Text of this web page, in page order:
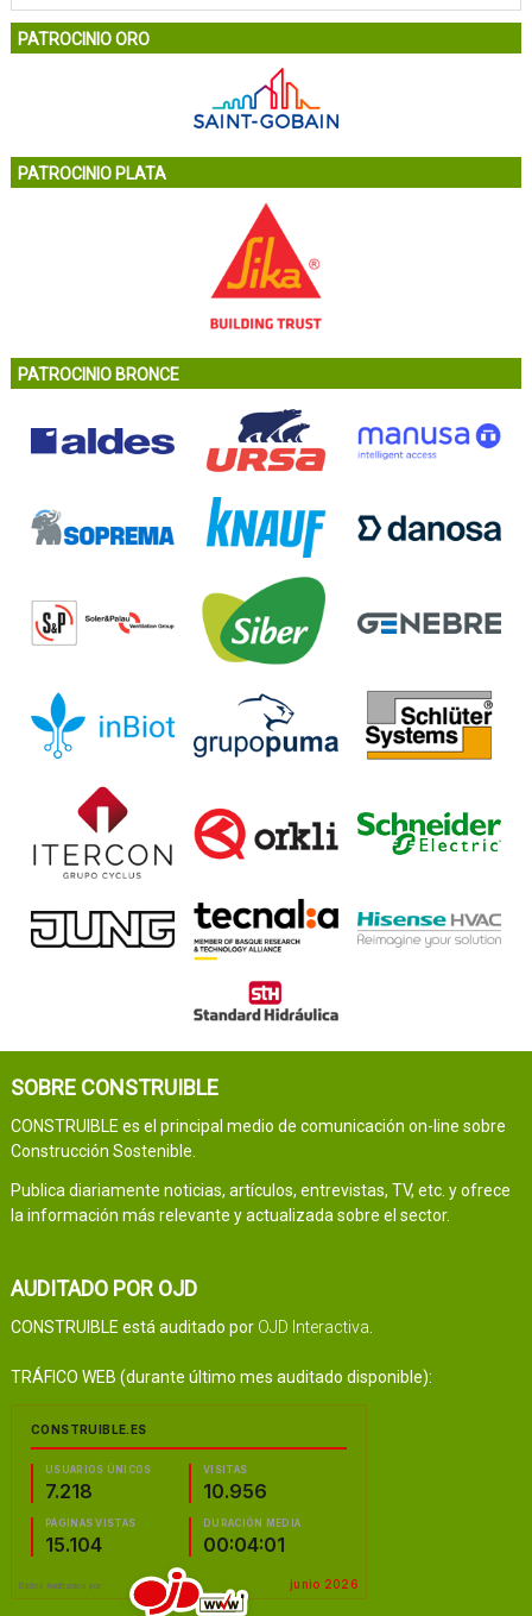
PATROCINIO ORO
PATROCINIO PLATA
PATROCINIO BRONCE
SOBRE CONSTRUIBLE
CONSTRUIBLE es el principal medio de comunicación on-line sobre
Construcción Sostenible.
Publica diariamente noticias, artículos, entrevistas, TV, etc. y ofrece
la información más relevante y actualizada sobre el sector.
AUDITADO POR OJD
CONSTRUIBLE está auditado por OJD Interactiva
TRÁFICO WEB (durante último mes auditado disponible):